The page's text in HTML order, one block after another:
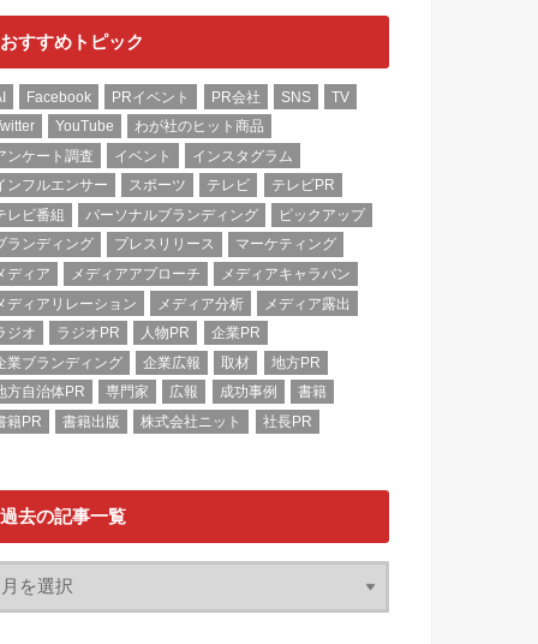
おすすめトピック
Facebook PRイベント PR会社 SNS
TV
YouTube
わが社のヒット商品
ンケート調査
イベント
インスタグラム
ンフルエンサー
スポーツ テレビ
テレビPR
レビ番組
パーソナルブランディング
ピックアップ
ランディング
プレスリリース
マーケティング
ディア
メディアアプローチ
メディアキャラバン
ディアリレーション
メディア分析
メディア露出
ジオ
ラジオPR 人物PR
企業PR
業ブランディング
企業広報 取材
地方PR
方自治体PR
専門家 広報 成功事例
書籍
籍PR
書籍出版 株式会社ニット 社長PR
過去の記事一覧